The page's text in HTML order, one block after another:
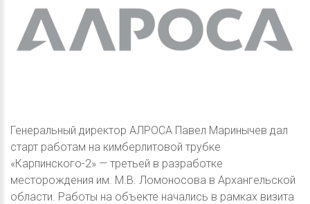
Генеральный директор АЛРОСА Павел Маринычев дал
старт работам на кимберлитовой трубке
«Карпинского-2» — третьей в разработке
месторождения им. М.В. Ломоносова в Архангельской
области. Работы на объекте начались в рамках визита